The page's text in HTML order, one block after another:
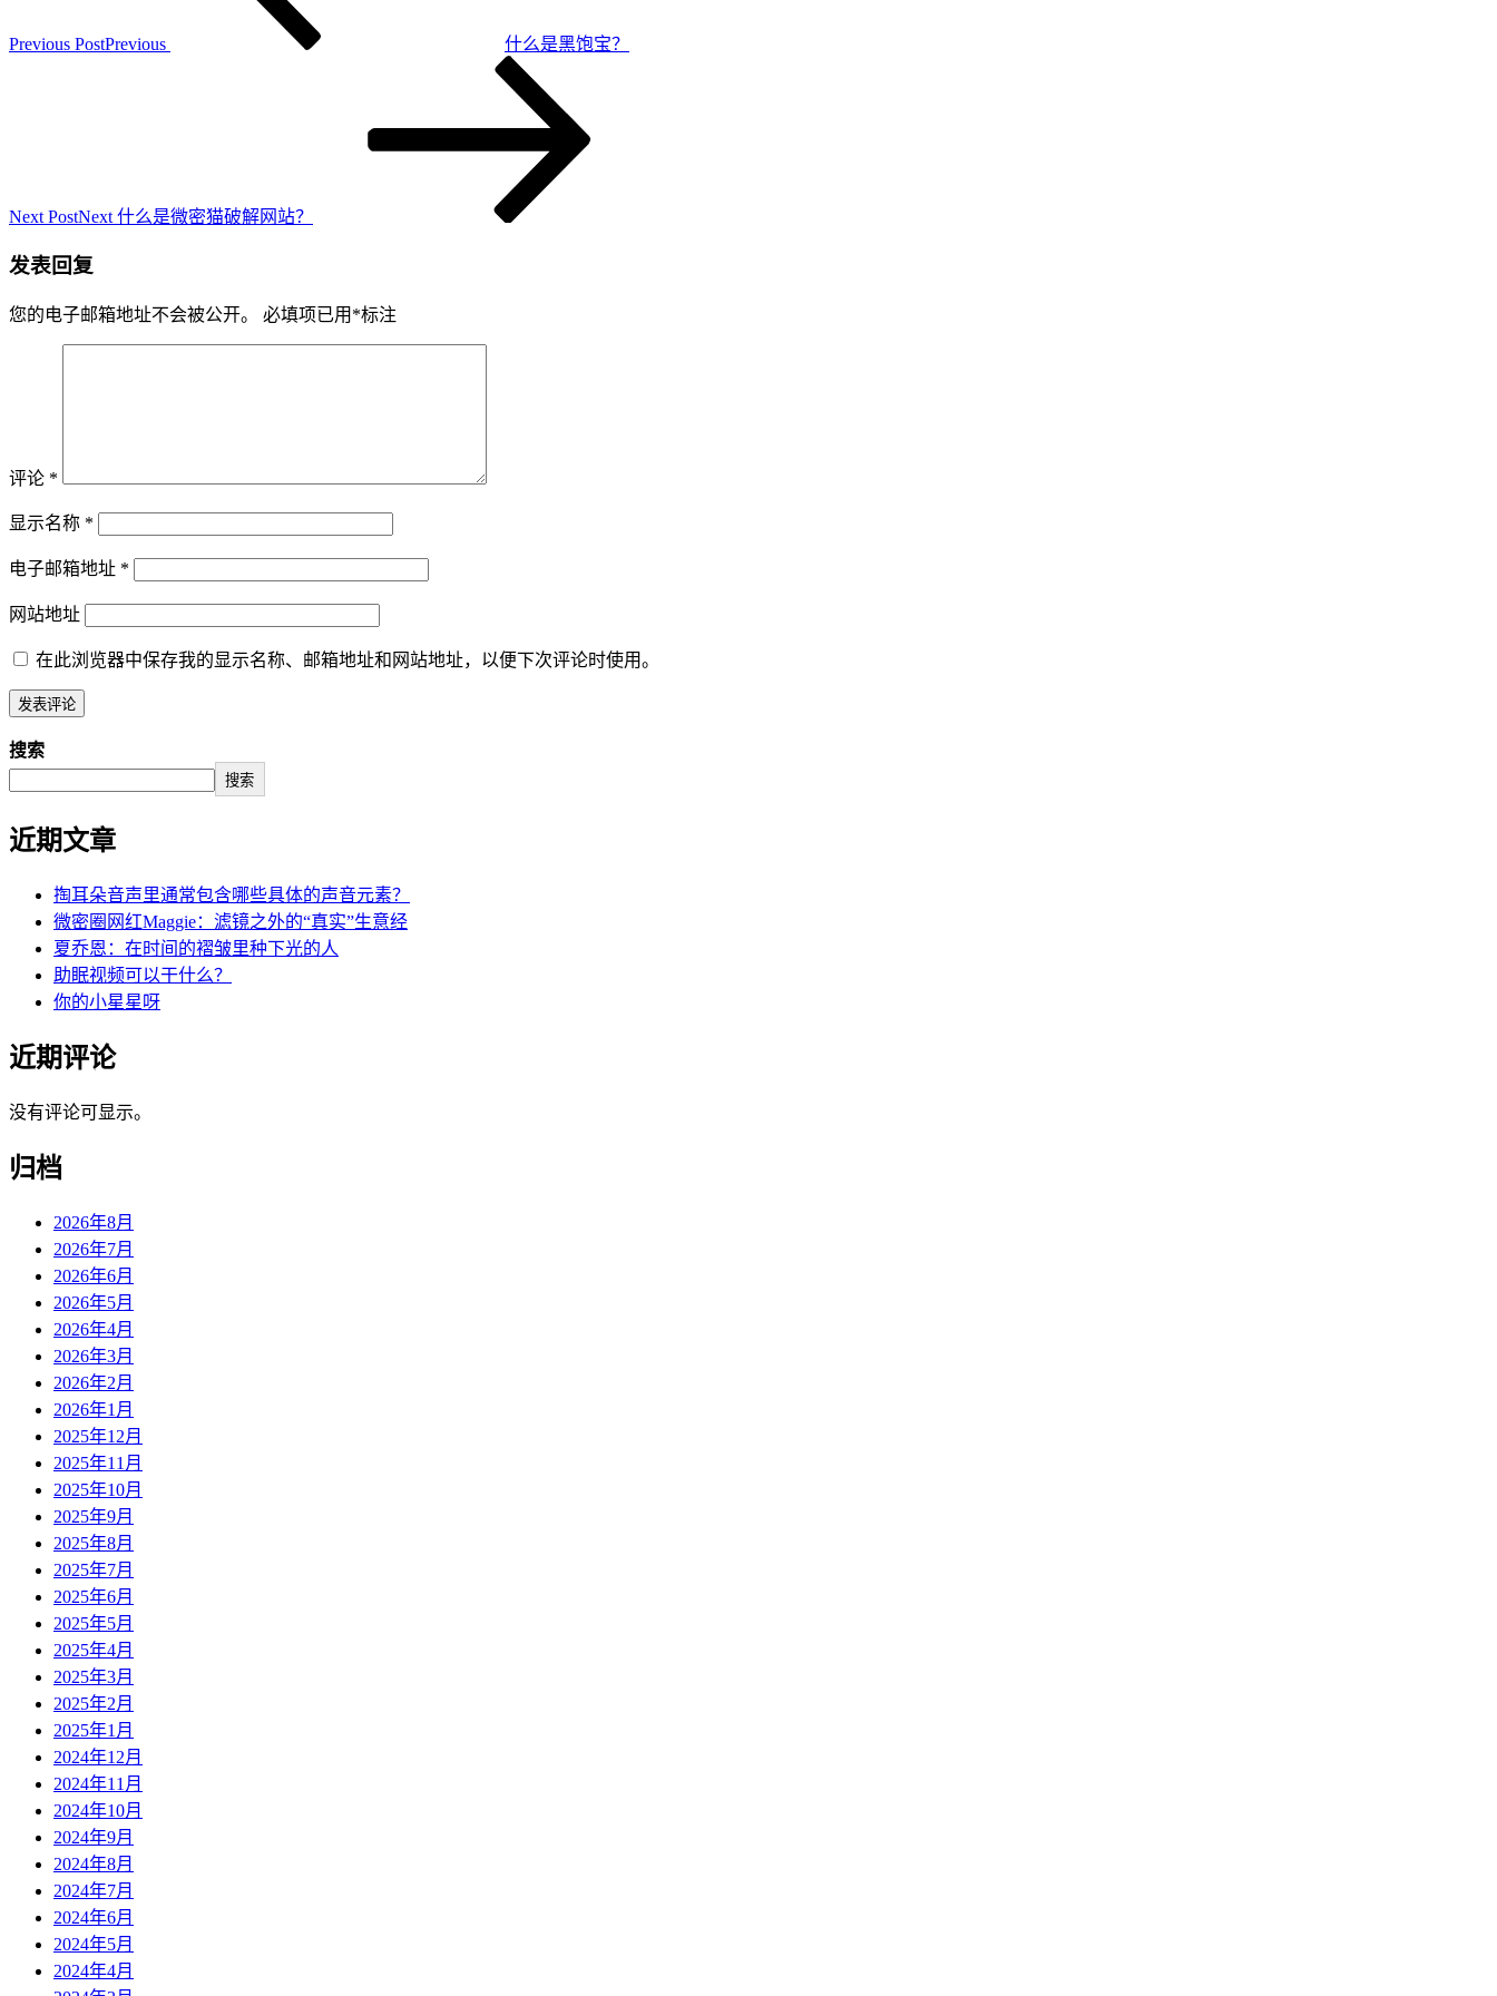
Previous PostPrevious 什么是黑饱宝？
Next PostNext 什么是微密猫破解网站？
发表回复
您的电子邮箱地址不会被公开。 必填项已用 *标注
评论 *
显示名称 *
电子邮箱地址 *
网站地址
在此浏览器中保存我的显示名称、邮箱地址和网站地址，以便下次评论时使用。
搜索
搜索
近期文章
掏耳朵音声里通常包含哪些具体的声音元素？
微密圈网红Maggie：滤镜之外的“真实”生意经
夏乔恩：在时间的褶皱里种下光的人
助眠视频可以干什么？
你的小星星呀
近期评论
没有评论可显示。
归档
2026年8月
2026年7月
2026年6月
2026年5月
2026年4月
2026年3月
2026年2月
2026年1月
2025年12月
2025年11月
2025年10月
2025年9月
2025年8月
2025年7月
2025年6月
2025年5月
2025年4月
2025年3月
2025年2月
2025年1月
2024年12月
2024年11月
2024年10月
2024年9月
2024年8月
2024年7月
2024年6月
2024年5月
2024年4月